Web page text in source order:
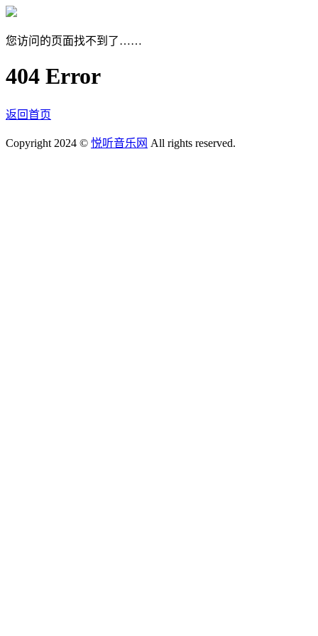
您访问的页面找不到了……
404 Error
返回首页
Copyright 2024 © 悦听音乐网 All rights reserved.